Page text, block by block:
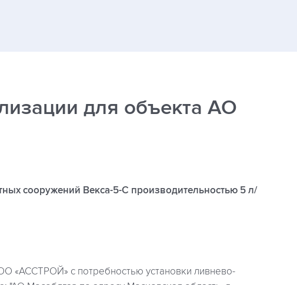
для объекта АО
сооружений Векса-5-С производительностью 5 л/
«АССТРОЙ» с потребностью установки ливнево-